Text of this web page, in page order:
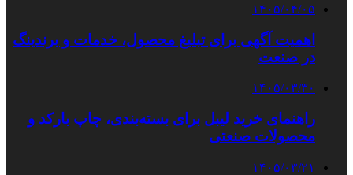
۱۴۰۵/۰۴/۰۵
اهمیت آگهی برای تبلیغ محصول، خدمات و برندینگ
در صنعت
۱۴۰۵/۰۳/۳۰
راهنمای خرید لیبل برای بسته‌بندی، چاپ بارکد و
محصولات صنعتی
۱۴۰۵/۰۳/۲۱